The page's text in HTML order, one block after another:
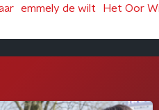
emmely de wilt Het Oor